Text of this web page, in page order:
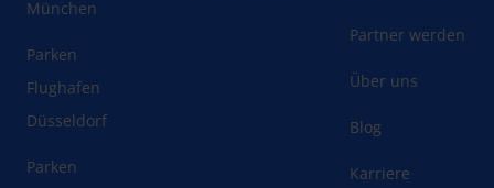
München
Parken
Flughafen
Düsseldorf
Parken
Partner werden
Über uns
Blog
Karriere